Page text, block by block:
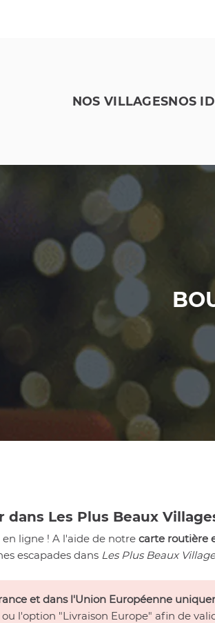
NOS VILLAGESNOS
Les Plus Beaux
ligne ! A l'aide de notre carte routière
escapades dans Les Plus Beaux
et dans l'Union Européenne
l'option "Livraison Europe" afin de